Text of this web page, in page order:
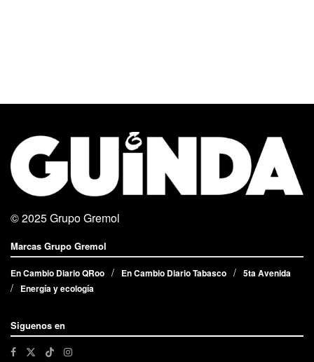
© 2025Grupo Gremol
Marcas Grupo Gremol
En Cambio Diario QRoo En Cambio Diario Tabasco
5ta Avenida
Energía y ecología
Siguenos en